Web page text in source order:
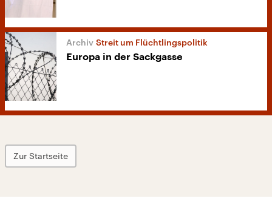
Streit um Flüchtlingspolitik
Europa in der Sackgasse
Zur Startseite